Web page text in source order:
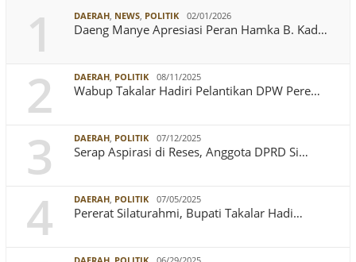
1 DAERAH, NEWS, POLITIK 02/01/2026
Daeng Manye Apresiasi Peran Hamka B. Kad…
2 DAERAH, POLITIK 08/11/2025
Wabup Takalar Hadiri Pelantikan DPW Pere…
3 DAERAH, POLITIK 07/12/2025
Serap Aspirasi di Reses, Anggota DPRD Si…
4 DAERAH, POLITIK 07/05/2025
Pererat Silaturahmi, Bupati Takalar Hadi…